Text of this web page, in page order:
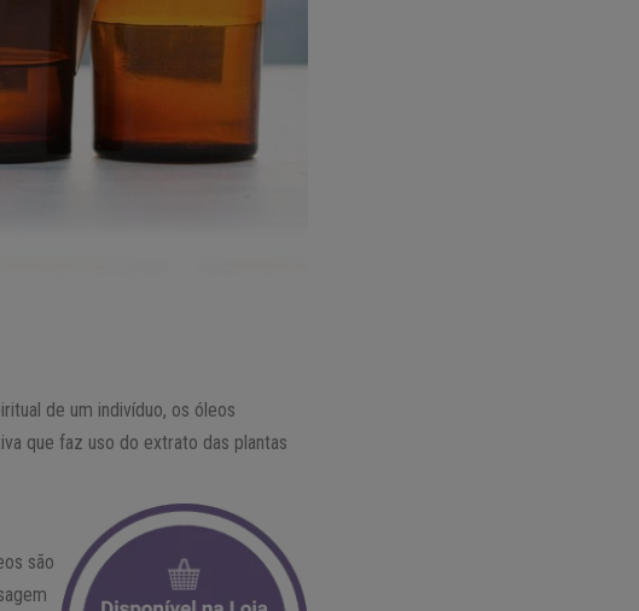
de um indivíduo, os óleos
que faz uso do extrato das plantas
são